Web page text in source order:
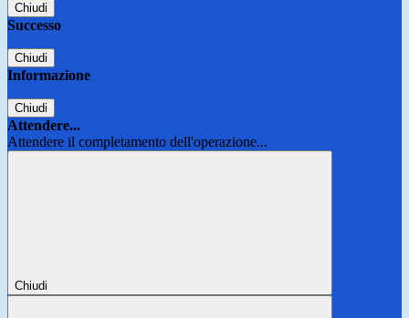
Chiudi
Successo
Chiudi
Informazione
Chiudi
Attendere...
Attendere il completamento dell'operazione...
Chiudi